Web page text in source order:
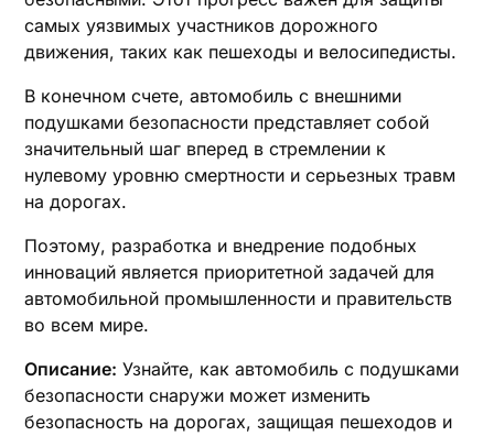
самых уязвимых участников дорожного
движения, таких как пешеходы и велосипедисты.
В конечном счете, автомобиль с внешними
подушками безопасности представляет собой
значительный шаг вперед в стремлении к
нулевому уровню смертности и серьезных травм
на дорогах.
Поэтому, разработка и внедрение подобных
инноваций является приоритетной задачей для
автомобильной промышленности и правительств
во всем мире.
Описание: Узнайте, как автомобиль с подушками
безопасности снаружи может изменить
безопасность на дорогах, защищая пешеходов и